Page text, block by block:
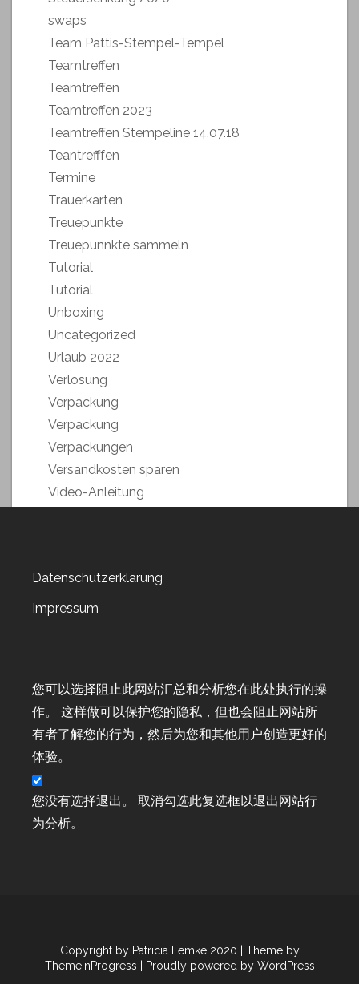
swaps
Team Pattis-Stempel-Tempel
Teamtreffen
Teamtreffen
Teamtreffen 2023
Teamtreffen Stempeline 14.07.18
Teantrefffen
Termine
Trauerkarten
Treuepunkte
Treuepunnkte sammeln
Tutorial
Tutorial
Unboxing
Uncategorized
Urlaub 2022
Verlosung
Verpackung
Verpackung
Verpackungen
Versandkosten sparen
Video-Anleitung
Weltkartenbasteltag 2019
Weltkartenbasteltag 2020
Workshop
Workshop-Goodies
Workshop-Termine
Workshop-Termine
Workshop-Termine 2024
Wunderbare Weihnachtszeit ab 01.11.19
YouTube Hop Bunte Stempelrunde
YouTube Live Basteln
Datenschutzerklärung
Impressum
您可以选择阻止此网站汇总和分析您在此处执行的操
作。 这样做可以保护您的隐私，但也会阻止网站所
有者了解您的行为，然后为您和其他用户创造更好的
体验。
您没有选择退出。 取消勾选此复选框以退出网站行
为分析。
Copyright by Patricia Lemke 2020
| Theme by
ThemeinProgress
| Proudly powered by WordPress